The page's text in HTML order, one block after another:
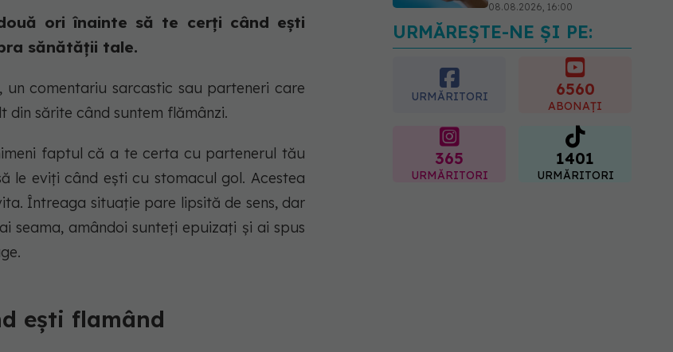
ori înainte să te cerți când ești
sănătății tale.
comentariu sarcastic sau parteneri care
din sărite când suntem flămânzi.
faptul că a te certa cu partenerul tău
le eviți când ești cu stomacul gol. Acestea
Întreaga situație pare lipsită de sens, dar
seama, amândoi sunteți epuizați și ai spus
ești flamând
08.08.2026, 16:00
Transpirații nocturne:
semnul ignorat care poate
ascunde probleme
serioase de sănătate
08.08.2026, 20:00
URMĂREȘTE-NE ȘI PE:
URMĂRITORI 6560
ABONAȚI
365
URMĂRITORI
1401
URMĂRITORI